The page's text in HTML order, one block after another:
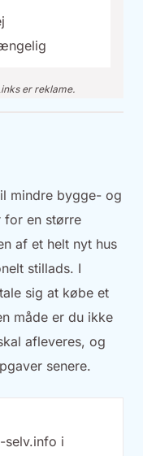
er reklame.
mindre bygge- og
for en større
af et helt nyt hus
stillads. I
sig at købe et
måde er du ikke
afleveres, og
senere.
selv.info i